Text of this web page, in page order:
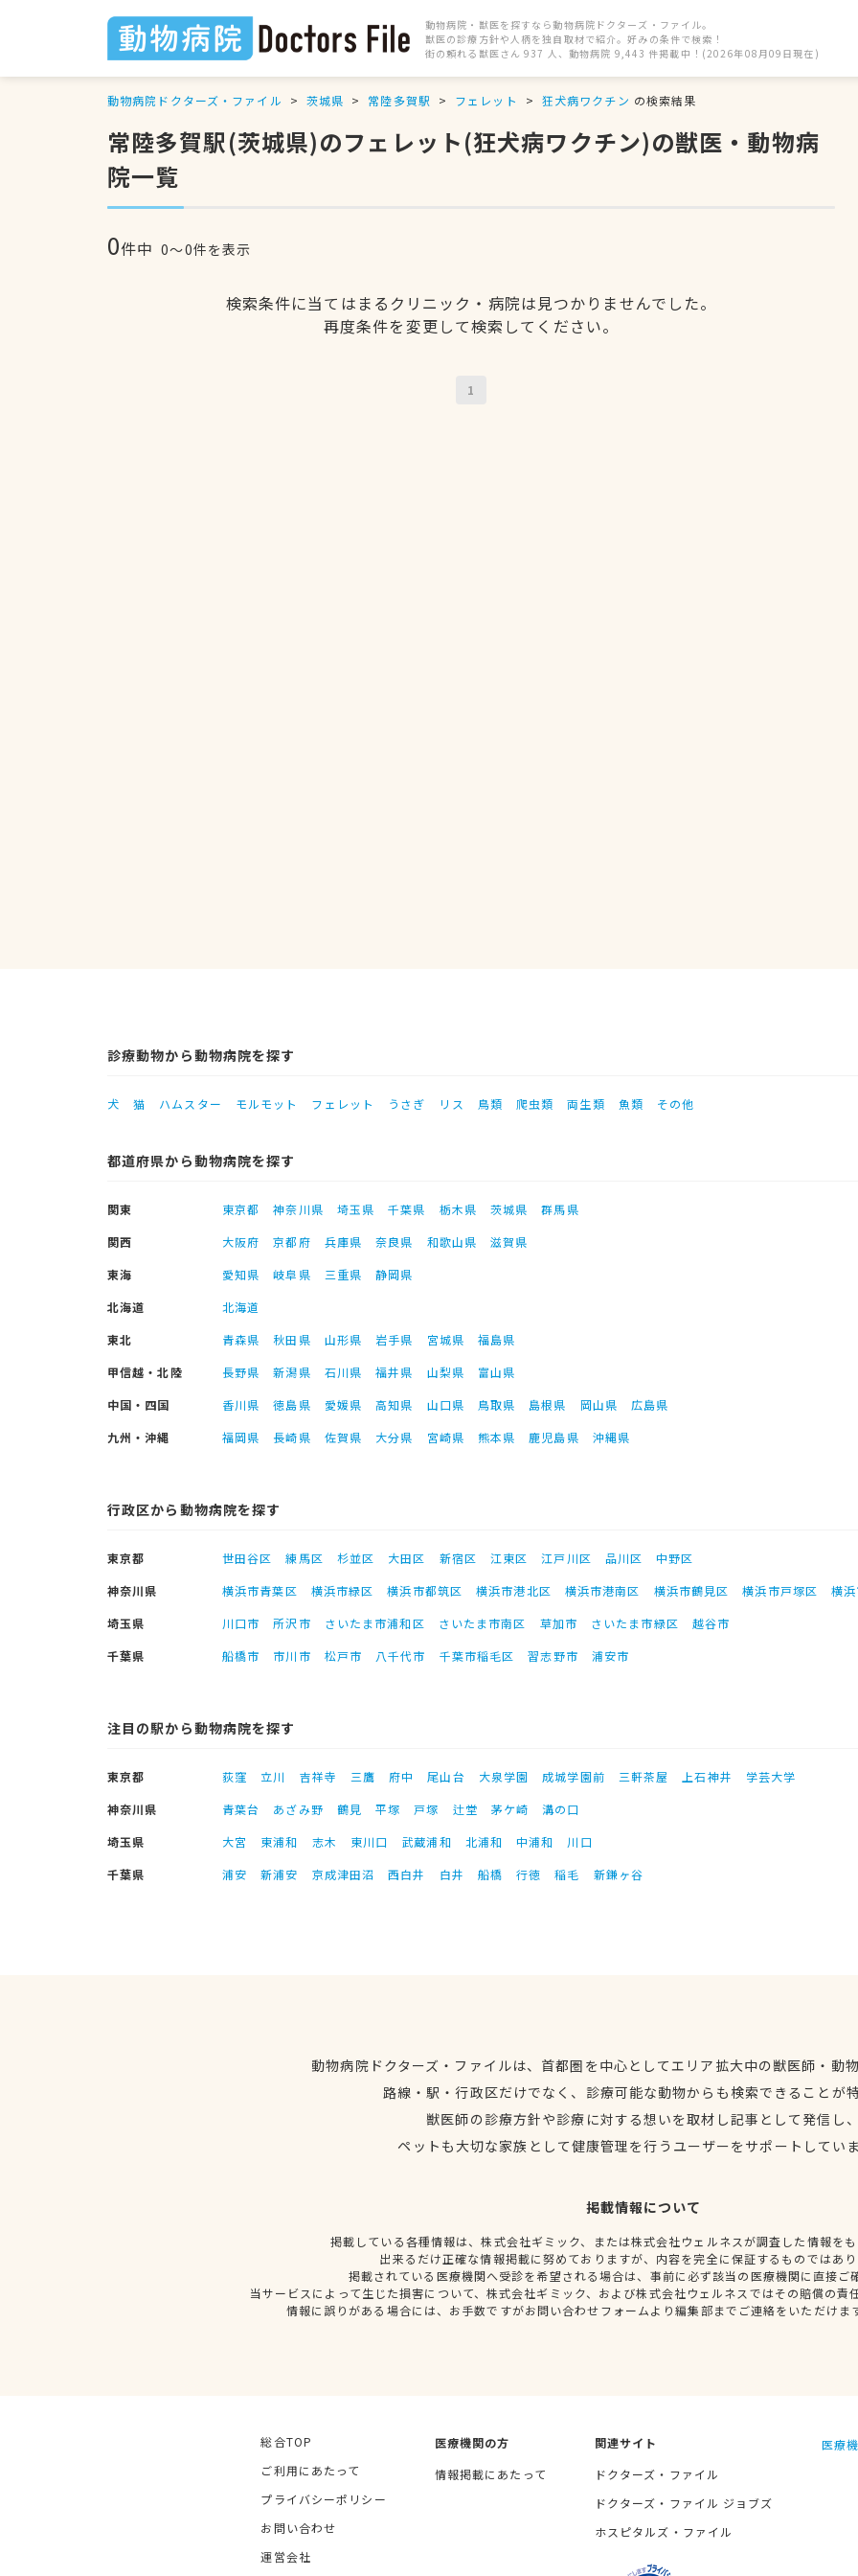
動物病院・獣医を探すなら動物病院ドクターズ・ファイル。
獣医の診療方針や人柄を独自取材で紹介。好みの条件で検索！
街の頼れる獣医さん 937 人、動物病院 9,443 件掲載中！(2026年08月09日現在)
動物病院ドクターズ・ファイル 茨城県 常陸多賀駅 フェレット 狂犬病ワクチン の検索結果
常陸多賀駅(茨城県)のフェレット(狂犬病ワクチン)の獣医・動物病
院一覧
0件中 0〜0件を表示
検索条件に当てはまるクリニック・病院は見つかりませんでした。
再度条件を変更して検索してください。
1
診療動物から動物病院を探す
犬 猫 ハムスター モルモット フェレット うさぎ リス 鳥類 爬虫類 両生類 魚類 その他
都道府県から動物病院を探す
関東 東京都 神奈川県 埼玉県 千葉県 栃木県 茨城県
群馬県
関西
大阪府 京都府 兵庫県 奈良県 和歌山県
滋賀県
東海
愛知県 岐阜県 三重県
静岡県
北海道
北海道
東北
青森県 秋田県 山形県 岩手県 宮城県
福島県
甲信越・北陸
長野県 新潟県 石川県 福井県 山梨県
富山県
中国・四国
香川県 徳島県 愛媛県 高知県 山口県 鳥取県 島根県 岡山県
広島県
九州・沖縄
福岡県 長崎県 佐賀県 大分県 宮崎県 熊本県 鹿児島県 沖縄県
行政区から動物病院を探す
東京都 世田谷区 練馬区 杉並区 大田区 新宿区 江東区 江戸川区 品川区
中野区
神奈川県
横浜市青葉区 横浜市緑区 横浜市都筑区 横浜市港北区 横浜市港南区 横浜市鶴見区 横浜市戸塚区
横
埼玉県
川口市 所沢市 さいたま市浦和区 さいたま市南区 草加市 さいたま市緑区
越谷市
千葉県
船橋市 市川市 松戸市 八千代市 千葉市稲毛区 習志野市 浦安市
注目の駅から動物病院を探す
東京都 荻窪 立川 吉祥寺 三鷹 府中 尾山台 大泉学園 成城学園前 三軒茶屋 上石神井
学芸大学
神奈川県
青葉台 あざみ野 鶴見 平塚 戸塚 辻堂 茅ケ崎
溝の口
埼玉県
大宮 東浦和 志木 東川口 武蔵浦和 北浦和 中浦和
川口
千葉県
浦安 新浦安 京成津田沼 西白井 白井 船橋 行徳 稲毛 新鎌ヶ谷
動物病院ドクターズ・ファイルは、首都圏を中心としてエリア拡大中の獣医師・動
路線・駅・行政区だけでなく、診療可能な動物からも検索できることが
獣医師の診療方針や診療に対する想いを取材し記事として発信し
ペットも大切な家族として健康管理を行うユーザーをサポートしてい
掲載情報について
掲載している各種情報は、株式会社ギミック、または株式会社ウェルネスが調査した情報を
出来るだけ正確な情報掲載に努めておりますが、内容を完全に保証するものではあ
掲載されている医療機関へ受診を希望される場合は、事前に必ず該当の医療機関に直接ご
当サービスによって生じた損害について、株式会社ギミック、および株式会社ウェルネスではその賠償の責
情報に誤りがある場合には、お手数ですがお問い合わせフォームより編集部までご連絡をいただけま
総合TOP
ご利用にあたって
プライバシーポリシー
お問い合わせ
運営会社
医療機関の方
情報掲載にあたって
関連サイト
ドクターズ・ファイル
ドクターズ・ファイル ジョブズ
ホスピタルズ・ファイル
医療